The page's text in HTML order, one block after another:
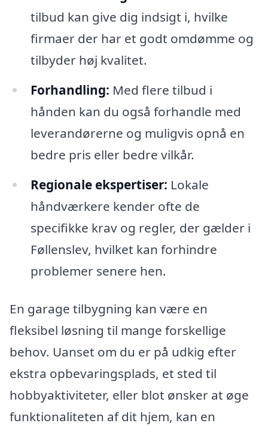
tilbud kan give dig indsigt i, hvilke
firmaer der har et godt omdømme og
tilbyder høj kvalitet.
Forhandling: Med flere tilbud i
hånden kan du også forhandle med
leverandørerne og muligvis opnå en
bedre pris eller bedre vilkår.
Regionale ekspertiser: Lokale
håndværkere kender ofte de
specifikke krav og regler, der gælder i
Føllenslev, hvilket kan forhindre
problemer senere hen.
En garage tilbygning kan være en
fleksibel løsning til mange forskellige
behov. Uanset om du er på udkig efter
ekstra opbevaringsplads, et sted til
hobbyaktiviteter, eller blot ønsker at øge
funktionaliteten af dit hjem, kan en